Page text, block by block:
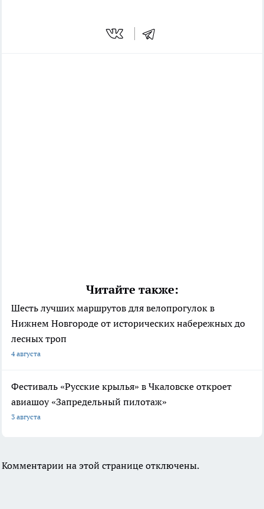
Читайте также:
Шесть лучших маршрутов для велопрогулок в
Нижнем Новгороде от исторических набережных до
лесных троп
4 августа
Фестиваль «Русские крылья» в Чкаловске откроет
авиашоу «Запредельный пилотаж»
3 августа
Комментарии на этой странице отключены.